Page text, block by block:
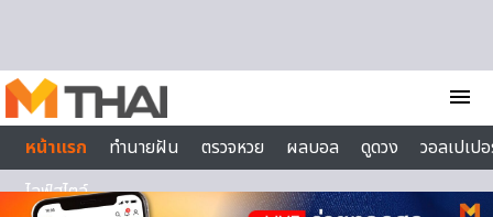
menu
หน้าแรก
ทำนายฝัน ตรวจหวย ผลบอล ดูดวง
วอลเปเป
ไลฟ์สไตล์